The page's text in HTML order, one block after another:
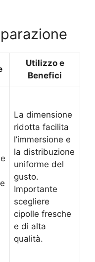
Utilizzo e
Benefici
La dimensione
ridotta facilita
l’immersione e
la distribuzione
uniforme del
gusto.
Importante
scegliere
cipolle fresche
e di alta
qualità.